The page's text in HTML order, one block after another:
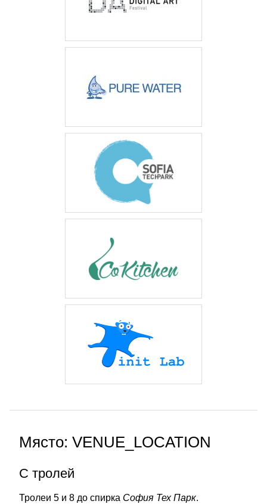
Място: VENUE_LOCATION
С тролей
Тролеи 5 и 8 до спирка София Тех Парк.